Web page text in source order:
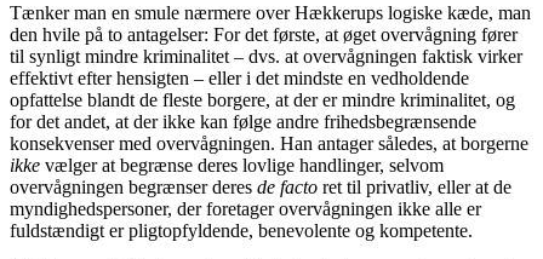
Tænker man en smule nærmere over Hækkerups logiske kæde, man
den hvile på to antagelser: For det første, at øget overvågning fører
til synligt mindre kriminalitet – dvs. at overvågningen faktisk virker
effektivt efter hensigten – eller i det mindste en vedholdende
opfattelse blandt de fleste borgere, at der er mindre kriminalitet, og
for det andet, at der ikke kan følge andre frihedsbegrænsende
konsekvenser med overvågningen. Han antager således, at borgerne
ikke vælger at begrænse deres lovlige handlinger, selvom
overvågningen begrænser deres de facto ret til privatliv, eller at de
myndighedspersoner, der foretager overvågningen ikke alle er
fuldstændigt er pligtopfyldende, benevolente og kompetente.